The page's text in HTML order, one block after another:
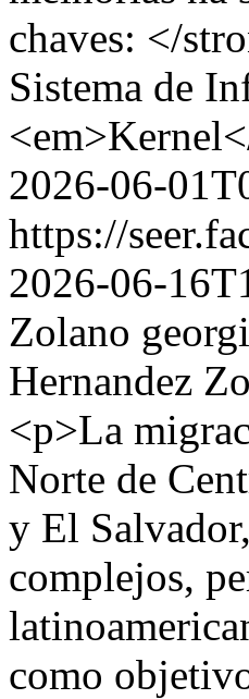
chaves: </
Sistema de
2026-06-
https://
2026-06-
Zolano
Hernandez
<p>La
Norte de
y El
complejos,
como